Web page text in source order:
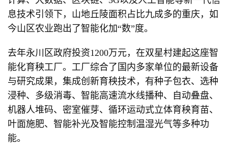
息技术引领下，山地丘陵面积占比九成多的重庆，如
今山区农业跑出了智能化加“数”度。
去年永川区政府投资1200万元，在双星村建起这座智
能化育秧工厂。工厂综合了国内多家单位的最新设备
与研究成果，集成创新育秧技术，有种子包衣、选种
浸种、多级消毒、智能高速流水线播种、自动叠盘、
机器人堆码、密室催芽、循环运动式立体育秧育苗、
叶面施肥、智能补光及智能控制温湿光气等多种功
能。